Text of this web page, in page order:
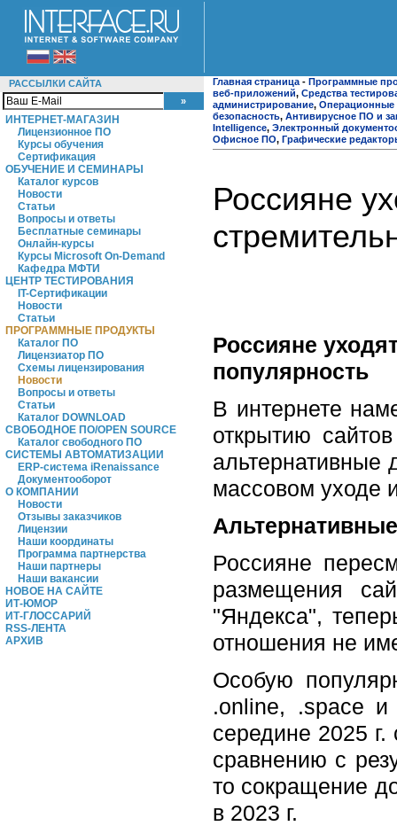
РАССЫЛКИ САЙТА
ИНТЕРНЕТ-МАГАЗИН
Лицензионное ПО
Курсы обучения
Сертификация
ОБУЧЕНИЕ И СЕМИНАРЫ
Каталог курсов
Новости
Статьи
Вопросы и ответы
Бесплатные семинары
Онлайн-курсы
Курсы Microsoft On-Demand
Кафедра МФТИ
ЦЕНТР ТЕСТИРОВАНИЯ
IT-Сертификации
Новости
Статьи
ПРОГРАММНЫЕ ПРОДУКТЫ
Каталог ПО
Лицензиатор ПО
Схемы лицензирования
Новости
Вопросы и ответы
Статьи
Каталог DOWNLOAD
СВОБОДНОЕ ПО/OPEN SOURCE
Каталог свободного ПО
СИСТЕМЫ АВТОМАТИЗАЦИИ
ERP-система iRenaissance
Документооборот
О КОМПАНИИ
Новости
Отзывы заказчиков
Лицензии
Наши координаты
Программа партнерства
Наши партнеры
Наши вакансии
НОВОЕ НА САЙТЕ
ИТ-ЮМОР
ИТ-ГЛОССАРИЙ
RSS-ЛЕНТА
АРХИВ
Главная страница - Программные
веб-приложений, Средства
администрирование, Операционные
безопасность, Антивирусное ПО и
Intelligence, Электронный
Офисное ПО, Графические
Россияне
Россияне
популярность
В интернете
открытию
массовом уходе
Россияне
размещения
"Яндекса",
отношения не
Особую
.online, .space
середине 2025
сравнению с
то сокращение
в 2023 г.